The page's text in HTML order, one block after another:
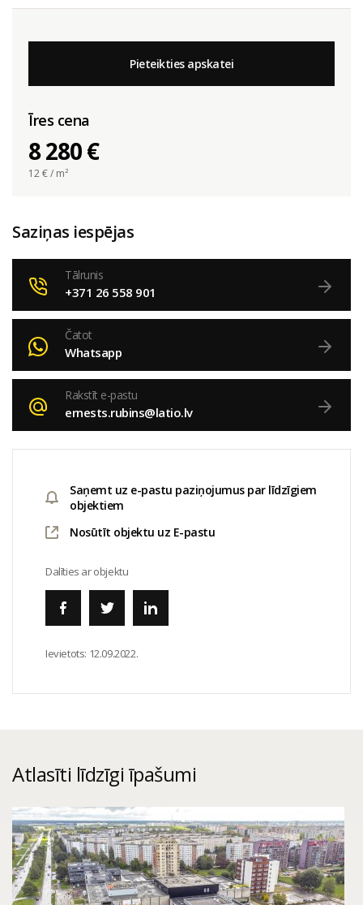
Pieteikties apskatei
Īres cena
8 280 €
12€ / m²
Saziņas iespējas
Tālrunis
+371 26 558 901
Čatot
Whatsapp
Rakstīt e-pastu
ernests.rubins@latio.lv
Saņemt uz e-pastu paziņojumus par līdzīgiem
objektiem
Nosūtīt objektu uz E-pastu
Dalīties ar objektu
Ievietots: 12.09.2022.
Atlasīti līdzīgi īpašumi